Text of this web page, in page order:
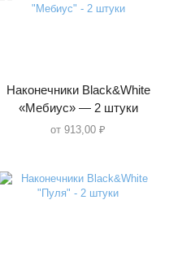
Наконечники Black&White
«Мебиус» — 2 штуки
от 913,00 ₽